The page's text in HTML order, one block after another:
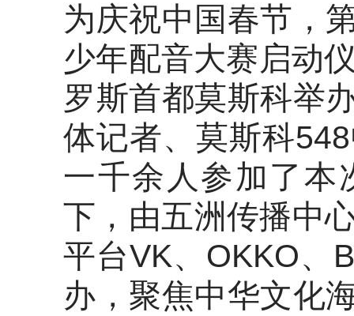
为庆祝中国春节，
少年配音大赛启动
罗斯首都莫斯科举
体记者、莫斯科
一千余人参加了本
下，由五洲传播中
平台VK、OKKO、
办，聚焦中华文化